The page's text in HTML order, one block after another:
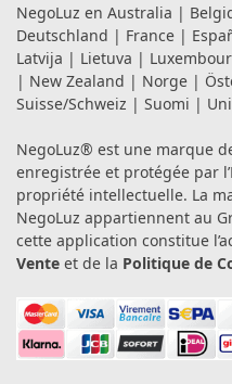
NegoLuz en Australia |
Deutschland | France |
Latvija | Lietuva |
| New Zealand | Norge |
Suisse/Schweiz | Suomi |
NegoLuz® est une marque
enregistrée et protégée par
propriété intellectuelle. La
NegoLuz appartiennent au
cette application constitue
Vente et de la Politique de